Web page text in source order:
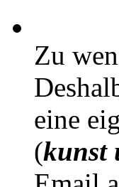
Zu
eine
(kunst